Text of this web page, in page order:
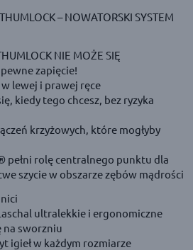
– NOWATORSKI SYSTEM
NIE MOŻE SIĘ
zapięcie!
lewej i prawej ręce
kiedy tego chcesz, bez ryzyka
krzyżowych, które mogłyby
pełni rolę centralnego punktu dla
szycie w obszarze zębów mądrości
ultralekkie i ergonomiczne
na sworzniu
igieł w każdym rozmiarze